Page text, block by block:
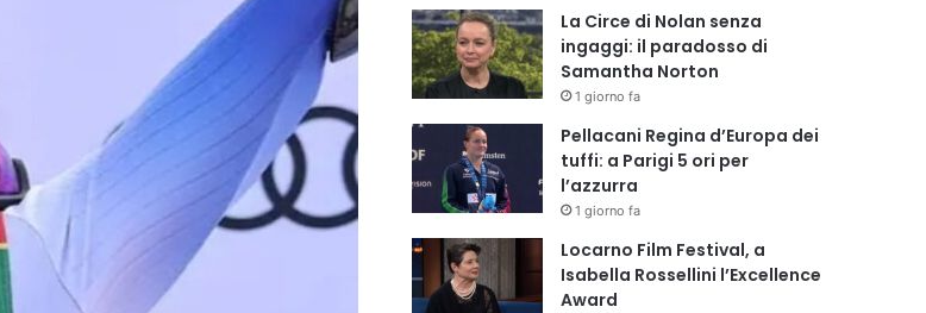
La Circe di Nolan senza
ingaggi: il paradosso di
Samantha Norton
1 giorno fa
Pellacani Regina d’Europa dei
tuffi: a Parigi 5 ori per
l’azzurra
1 giorno fa
Locarno Film Festival, a
Isabella Rossellini l’Excellence
Award